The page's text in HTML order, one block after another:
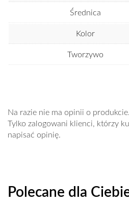
Średnica
Kolor
Tworzywo
Na razie nie ma opinii o produkcie.
Tylko zalogowani klienci, którzy
napisać opinię.
Polecane dla